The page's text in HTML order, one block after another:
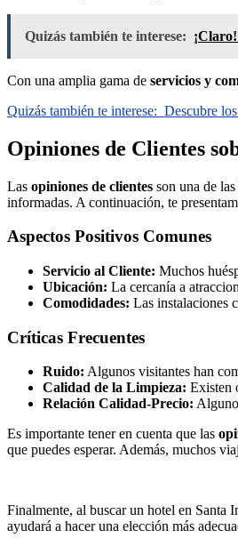
Quizás también te interese:
Con una amplia gama de servicios y
Quizás también te interese: Descubre
Opiniones de Clientes
Las opiniones de clientes son una de
informadas. A continuación, te
Aspectos Positivos Comunes
Servicio al Cliente: Muchos
Ubicación: La cercanía a
Comodidades: Las instalaciones
Críticas Frecuentes
Ruido: Algunos visitantes han
Calidad de la Limpieza: Existen
Relación Calidad-Precio:
Es importante tener en cuenta que las
que puedes esperar. Además, muchos
Finalmente, al buscar un hotel en Santa
ayudará a hacer una elección más